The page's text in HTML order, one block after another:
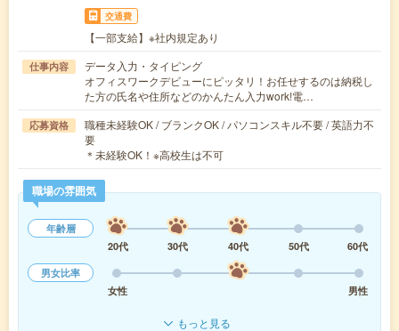
交通費
【一部支給】※社内規定あり
仕事内容
データ入力・タイピング
オフィスワークデビューにピッタリ！お任せするのは納税し
た方の氏名や住所などのかんたん入力work!電…
応募資格
職種未経験OK / ブランクOK / パソコンスキル不要 / 英語力不
要
＊未経験OK！※高校生は不可
職場の雰囲気
年齢層
20代
30代 40代 50代
60代
男女比率
女性
男性
もっと見る